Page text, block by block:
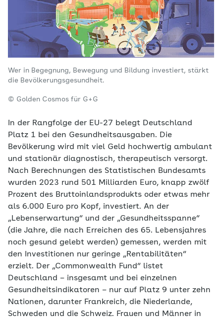
Wer in Begegnung, Bewegung und Bildung investiert, stärkt
die Bevölkerungsgesundheit.
© Golden Cosmos für G+G
In der Rangfolge der EU-27 belegt Deutschland
Platz 1 bei den Gesundheitsausgaben. Die
Bevölkerung wird mit viel Geld hochwertig ambulant
und stationär diagnostisch, therapeutisch versorgt.
Nach Berechnungen des Statistischen Bundesamts
wurden 2023 rund 501 Milliarden Euro, knapp zwölf
Prozent des Bruttoinlandsprodukts oder etwas mehr
als 6.000 Euro pro Kopf, investiert. An der
„Lebenserwartung“ und der „Gesundheitsspanne“
(die Jahre, die nach Erreichen des 65. Lebensjahres
noch gesund gelebt werden) gemessen, werden mit
den Investitionen nur geringe „Rentabilitäten“
erzielt. Der „Commonwealth Fund“ listet
Deutschland – insgesamt und bei einzelnen
Gesundheitsindikatoren – nur auf Platz 9 unter zehn
Nationen, darunter Frankreich, die Niederlande,
Schweden und die Schweiz. Frauen und Männer in